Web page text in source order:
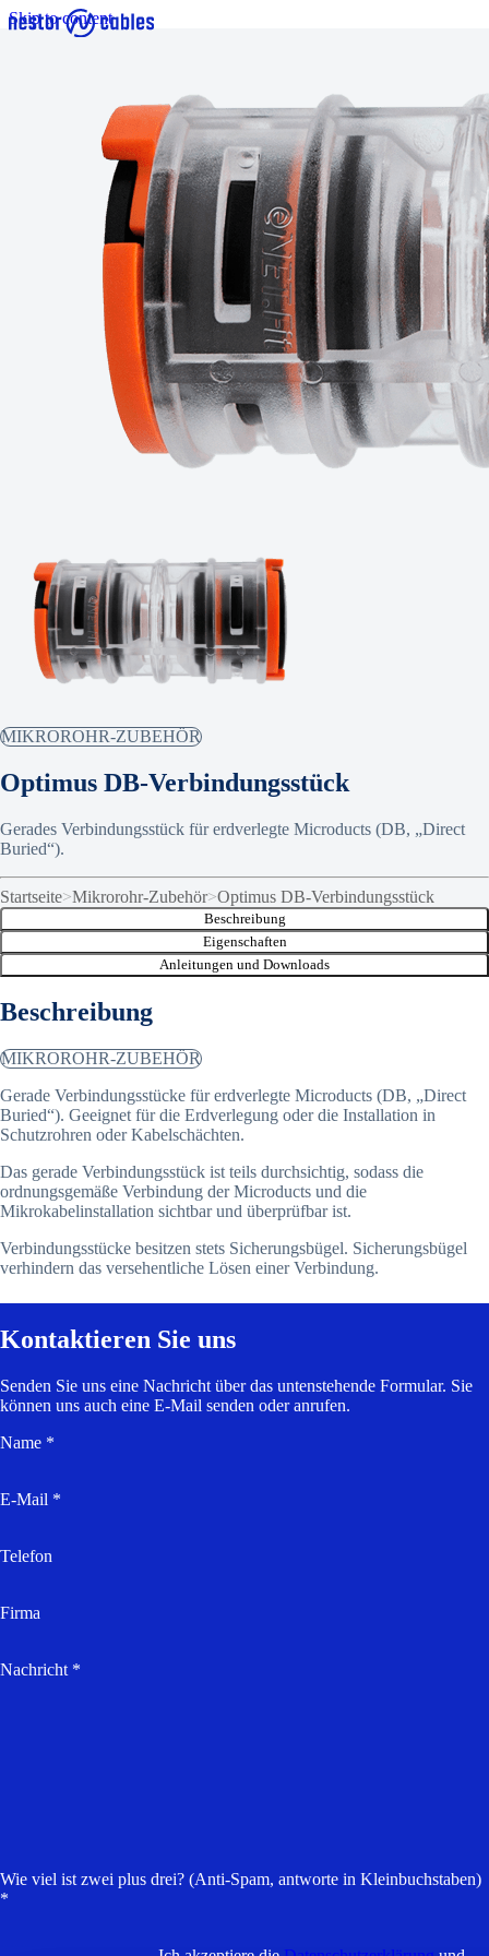
Skip to content
MIKROROHR-ZUBEHÖR
Optimus DB-Verbindungsstück
Gerades Verbindungsstück für erdverlegte Microducts (DB, „Direct
Buried“).
Startseite>Mikrorohr-Zubehör>Optimus DB-Verbindungsstück
Beschreibung
Eigenschaften
Anleitungen und Downloads
Beschreibung
MIKROROHR-ZUBEHÖR
Gerade Verbindungsstücke für erdverlegte Microducts (DB, „Direct
Buried“). Geeignet für die Erdverlegung oder die Installation in
Schutzrohren oder Kabelschächten.
Das gerade Verbindungsstück ist teils durchsichtig, sodass die
ordnungsgemäße Verbindung der Microducts und die
Mikrokabelinstallation sichtbar und überprüfbar ist.
Verbindungsstücke besitzen stets Sicherungsbügel. Sicherungsbügel
verhindern das versehentliche Lösen einer Verbindung.
Kontaktieren Sie uns
Senden Sie uns eine Nachricht über das untenstehende Formular. Sie
können uns auch eine E-Mail senden oder anrufen.
Name *
E-Mail *
Telefon
Firma
Nachricht *
Wie viel ist zwei plus drei? (Anti-Spam, antworte in Kleinbuchstaben)
*